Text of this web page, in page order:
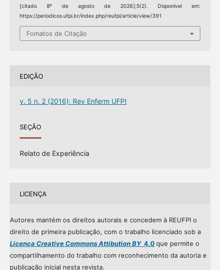
[citado 8º de agosto de 2026];5(2). Disponível em:
https://periodicos.ufpi.br/index.php/reufpi/article/view/391
Fomatos de Citação
EDIÇÃO
v. 5 n. 2 (2016): Rev Enferm UFPI
SEÇÃO
Relato de Experiência
LICENÇA
Autores mantém os direitos autorais e concedem à REUFPI o
direito de primeira publicação, com o trabalho licenciado sob a
Licença Creative Commons Attibution BY4.0que permite o
compartilhamento do trabalho com reconhecimento da autoria e
publicação inicial nesta revista.